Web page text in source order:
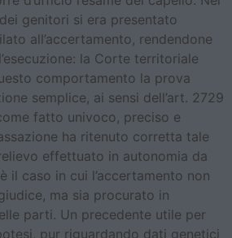
genitori si era presentato
all’accertamento, rendendone
la Corte territoriale
comportamento la prova
semplice, ai sensi dell’art. 2729
fatto univoco, preciso e
ha ritenuto corretta tale
effettuato in autonomia da
il caso in cui l’accertamento non
ma sia procurato in
parti. Un precedente utile per
pur riguardando dati genetici